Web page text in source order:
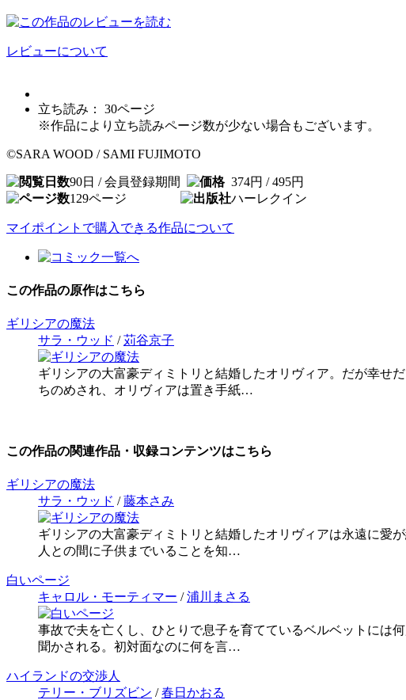
レビューについて
立ち読み： 30ページ
※作品により立ち読みページ数が少ない場合もございます。
©SARA WOOD / SAMI FUJIMOTO
90日 / 会員登録期間
374円 / 495円
129ページ ハーレクイン
マイポイントで購入できる作品について
この作品の原作はこちら
ギリシアの魔法
サラ・ウッド /苅谷京子
ギリシアの大富豪ディミトリと結婚したオリヴィア。だが幸
ちのめされ、オリヴィアは置き手紙…
この作品の関連作品・収録コンテンツはこちら
ギリシアの魔法
サラ・ウッド /藤本さみ
ギリシアの大富豪ディミトリと結婚したオリヴィアは永遠に愛
人との間に子供までいることを知…
白いページ
キャロル・モーティマー /浦川まさる
事故で夫を亡くし、ひとりで息子を育てているベルベットには
聞かされる。初対面なのに何を言…
ハイランドの交渉人
テリー・ブリズビン /春日かおる